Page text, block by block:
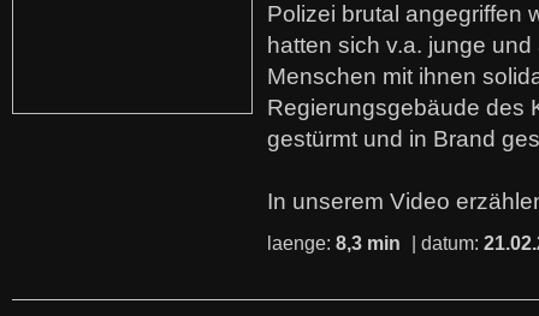
Polizei brutal angegriffen
hatten sich v.a. junge
Menschen mit ihnen
Regierungsgebäude des
gestürmt und in Brand
In unserem Video
laenge: 8,3 min | datum: